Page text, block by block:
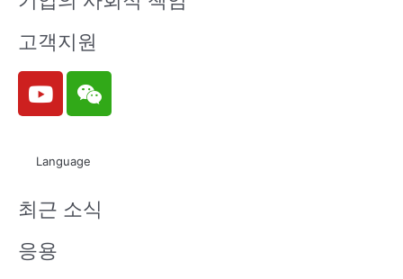
고객지원
Y
o
u
e
W
e
i
n
Language
최근 소식
응용